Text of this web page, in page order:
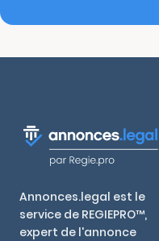
Annonces.legal est le
service de REGIEPRO™,
expert de l'annonce